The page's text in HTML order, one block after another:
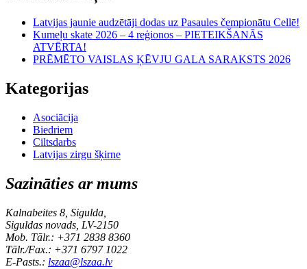
Latvijas jaunie audzētāji dodas uz Pasaules čempionātu Cellē!
Kumeļu skate 2026 – 4 reģionos – PIETEIKŠANĀS
ATVĒRTA!
PRĒMĒTO VAISLAS ĶĒVJU GALA SARAKSTS 2026
Kategorijas
Asociācija
Biedriem
Ciltsdarbs
Latvijas zirgu šķirne
Sazināties ar mums
Kalnabeites 8, Sigulda,
Siguldas novads, LV-2150
Mob. Tālr.: +371 2838 8360
Tālr./Fax.: +371 6797 1022
E-Pasts.: lszaa@lszaa.lv